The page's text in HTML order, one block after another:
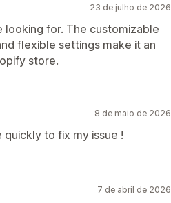
23 de julho de 2026
for. The customizable
flexible settings make it an
store.
8 de maio de 2026
to fix my issue !
7 de abril de 2026